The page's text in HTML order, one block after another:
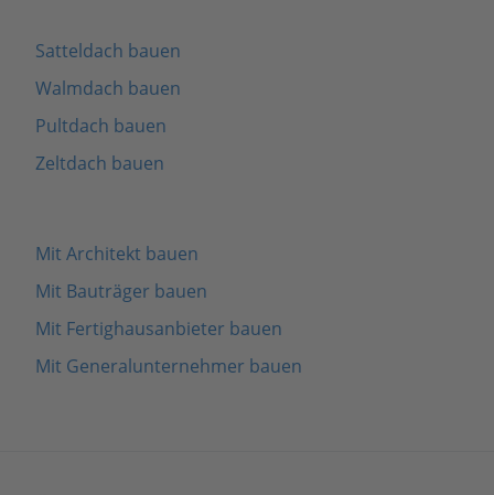
Satteldach bauen
Walmdach bauen
Pultdach bauen
Zeltdach bauen
Mit Architekt bauen
Mit Bauträger bauen
Mit Fertighausanbieter bauen
Mit Generalunternehmer bauen